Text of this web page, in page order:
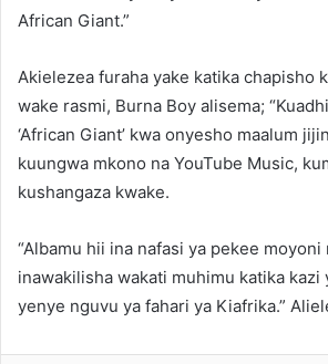
African Giant.”
Akielezea furaha yake katika chapisho
wake rasmi, Burna Boy alisema;
‘African Giant’ kwa onyesho maalum
kuungwa mkono na YouTube Music,
kushangaza kwake.
“Albamu hii ina nafasi ya pekee
inawakilisha wakati muhimu katika kazi
yenye nguvu ya fahari ya Kiafrika.”